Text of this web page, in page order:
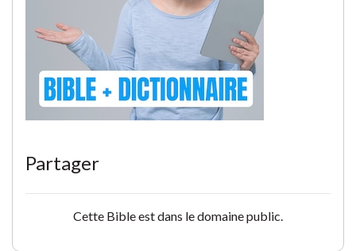
Partager
Cette Bible est dans le domaine public.